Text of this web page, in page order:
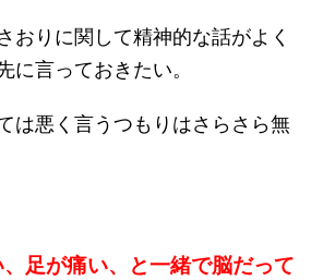
おりに関して精神的な話がよく
に言っておきたい。
は悪く言うつもりはさらさら無
足が痛い、と一緒で脳だって